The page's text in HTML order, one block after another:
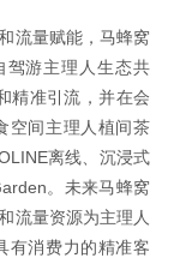
流量赋能，马蜂窝
驾游主理人生态共
精准引流，并在会
空间主理人植间茶
离线、沉浸式
。未来马蜂窝
流量资源为主理人
有消费力的精准客